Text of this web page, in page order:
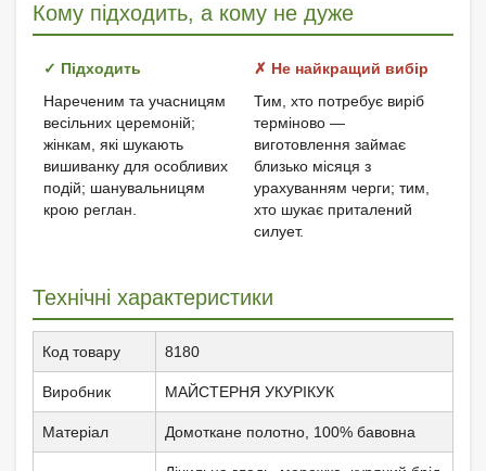
Кому підходить, а кому не дуже
✓ Підходить
Нареченим та учасницям
весільних церемоній;
жінкам, які шукають
вишиванку для особливих
подій; шанувальницям
крою реглан.
✗ Не найкращий вибір
Тим, хто потребує виріб
терміново —
виготовлення займає
близько місяця з
урахуванням черги; тим,
хто шукає приталений
силует.
Технічні характеристики
Код товару 8180
Виробник МАЙСТЕРНЯ УКУРІКУК
Матеріал Домоткане полотно, 100% бавовна